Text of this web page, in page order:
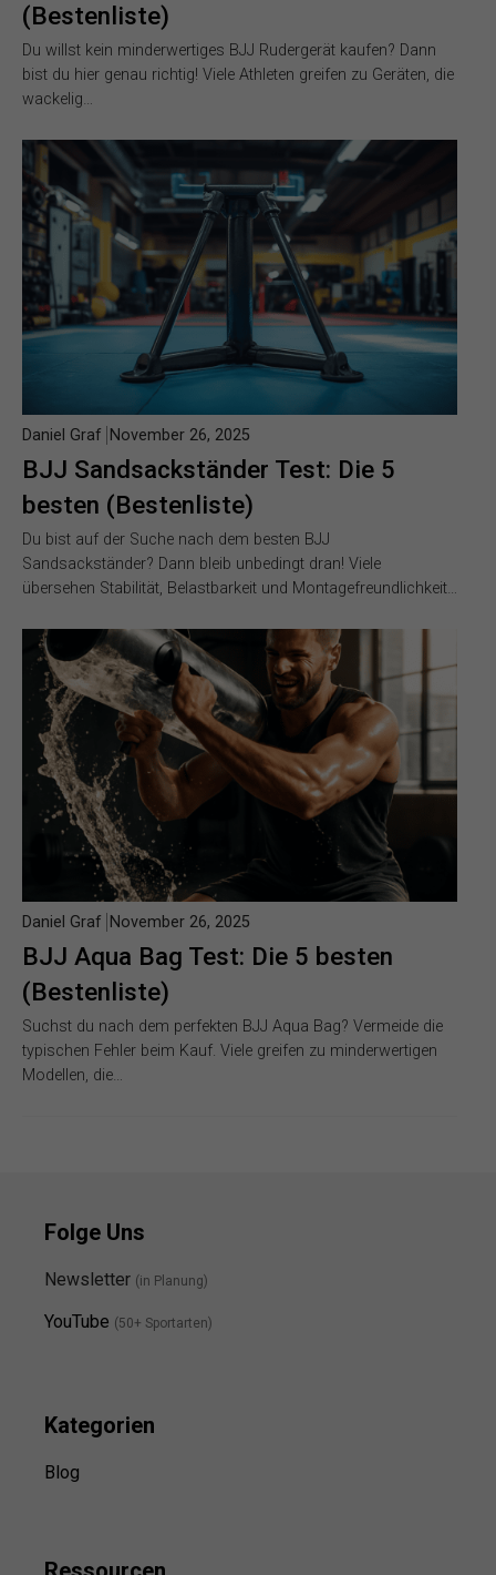
(Bestenliste)
Du willst kein minderwertiges BJJ Rudergerät kaufen? Dann
bist du hier genau richtig! Viele Athleten greifen zu Geräten, die
wackelig…
BJJ Sandsackständer Test: Die 5
besten (Bestenliste)
Daniel Graf November 26, 2025
Du bist auf der Suche nach dem besten BJJ
Sandsackständer? Dann bleib unbedingt dran! Viele
übersehen Stabilität, Belastbarkeit und Montagefreundlichkeit…
BJJ Aqua Bag Test: Die 5 besten
(Bestenliste)
Daniel Graf November 26, 2025
Suchst du nach dem perfekten BJJ Aqua Bag? Vermeide die
typischen Fehler beim Kauf. Viele greifen zu minderwertigen
Modellen, die…
Folge Uns
Newsletter (in Planung)
YouTube (50+ Sportarten)
Kategorien
Blog